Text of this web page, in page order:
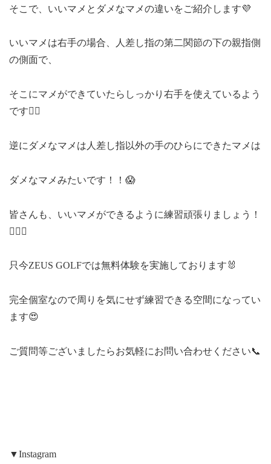
そこで、いいマメとダメなマメの違いをご紹介します💜
いいマメは右手の場合、人差し指の第二関節の下の親指側
の側面で、
そこにマメができていたらしっかり右手を使えているよう
です👍🏾
逆にダメなマメは人差し指以外の手のひらにできたマメは
ダメなマメみたいです！！😱
皆さんも、いいマメができるように練習頑張りましょう！
🏌🏾‍♀️
只今ZEUS GOLFでは無料体験を実施しております🐰
完全個室なので周りを気にせず練習できる空間になってい
ます😍
ご質問等ございましたらお気軽にお問い合わせください📞
▼Instagram